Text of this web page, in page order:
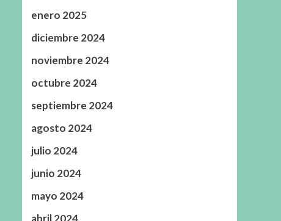
enero 2025
diciembre 2024
noviembre 2024
octubre 2024
septiembre 2024
agosto 2024
julio 2024
junio 2024
mayo 2024
abril 2024